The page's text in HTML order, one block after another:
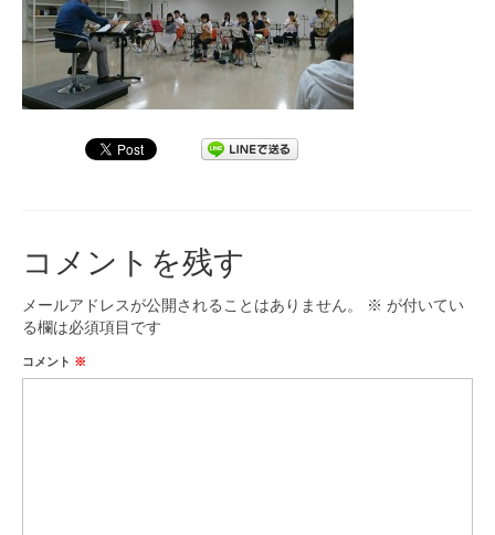
九大フィルの歴史
ご寄付のお願い
出張演奏
団員専用ページ
コメントを残す
メールアドレスが公開されることはありません。 ※ が付いてい
る欄は必須項目です
コメント ※